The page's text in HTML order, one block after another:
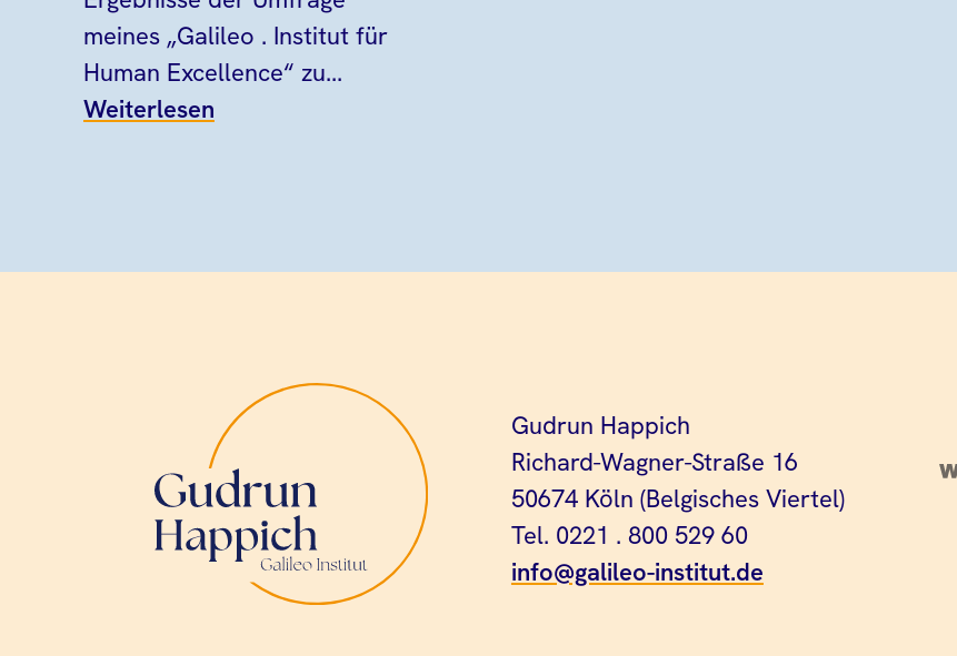
meines „Galileo . Institut für
Human Excellence“ zu...
Weiterlesen
Gudrun Happich
Richard-Wagner-Straße 16
50674 Köln (Belgisches Viertel)
Tel. 0221 . 800 529 60
info@galileo-institut.de